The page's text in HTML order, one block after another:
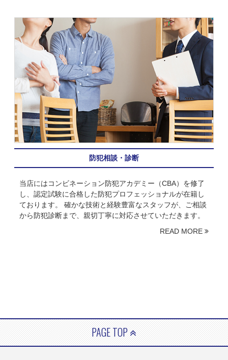
防犯相談・診断
当店にはコンビネーション防犯アカデミー（CBA）を修了
し、認定試験に合格した防犯プロフェッショナルが在籍し
ております。 確かな技術と経験豊富なスタッフが、ご相談
から防犯診断まで、親切丁寧に対応させていただきます。
READ MORE
PAGE TOP